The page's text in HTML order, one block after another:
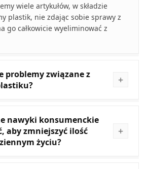
wiele artykułów, w składzie
plastik, nie zdając sobie sprawy z
go całkowicie wyeliminować z
problemy związane z
nawyki konsumenckie
aby zmniejszyć ilość
życiu?